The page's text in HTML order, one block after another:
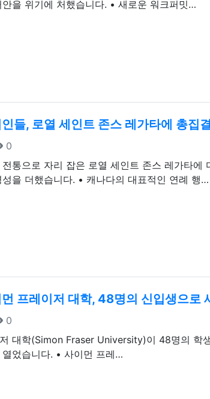
을 위기에 처했습니다. • 새로운 워크퍼밋…
들, 로열 세인트 존스 레가타에 총집결
조회
0
통으로 자리 잡은 로열 세인트 존스 레가타에
을 더했습니다. • 캐나다의 대표적인 연례 행…
프레이저 대학, 48명의 신입생으로
조회
0
대학(Simon Fraser University)이 48명의 학
었습니다. • 사이먼 프레…